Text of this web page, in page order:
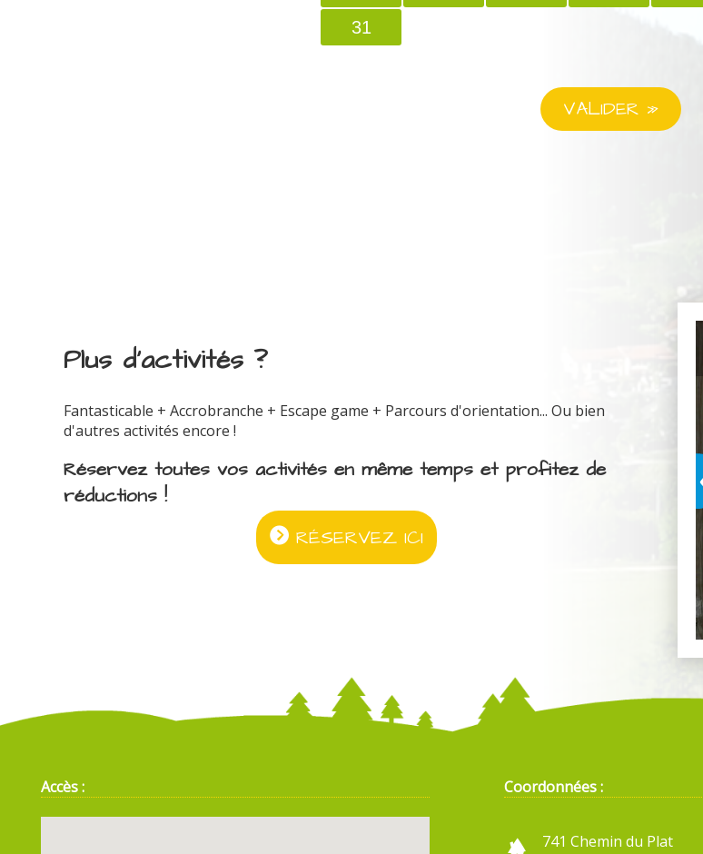
31
Plus d'activités ?
Fantasticable + Accrobranche + Escape game + Parcours d'orientation... Ou bien
d'autres activités encore !
Réservez toutes vos activités en même temps et profitez de
réductions !
RÉSERVEZ ICI
Accès : Coordonnées :
741 Chemin du Plat